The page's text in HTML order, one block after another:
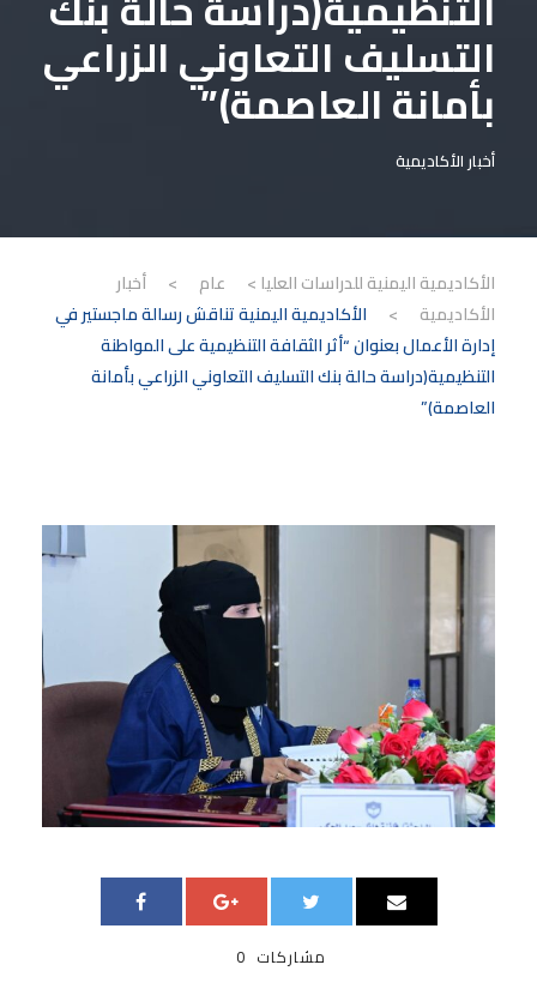
التسليف التعاوني الزراعي
بأمانة العاصمة)”
أخبار الأكاديمية
الأكاديمية اليمنية للدراسات العليا > عام >
أخبار
الأكاديمية
>
الأكاديمية اليمنية تناقش رسالة ماجستير في
إدارة الأعمال بعنوان “أثر الثقافة التنظيمية على المواطنة
التنظيمية(دراسة حالة بنك التسليف التعاوني الزراعي بأمانة
العاصمة)”
0 مشاركات